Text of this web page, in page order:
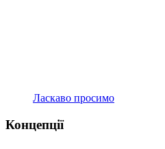
Ласкаво просимо
Концепції